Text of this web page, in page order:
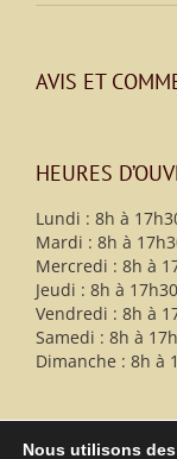
AVIS ET
HEURES
Lundi : 8h à
Mardi : 8h à
Mercredi : 8h à
Jeudi : 8h à 17h30
Vendredi : 8h à
Samedi : 8h à
Dimanche : 8h à
Nous utilisons